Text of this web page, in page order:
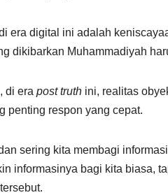
era digital ini adalah
dikibarkan Muhammadiyah
di era post truth ini, realitas
penting respon yang cepat.
sering kita membagi
informasinya bagi kita biasa,